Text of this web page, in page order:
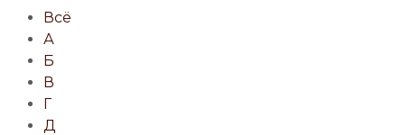
Всё
А
Б
В
Г
Д